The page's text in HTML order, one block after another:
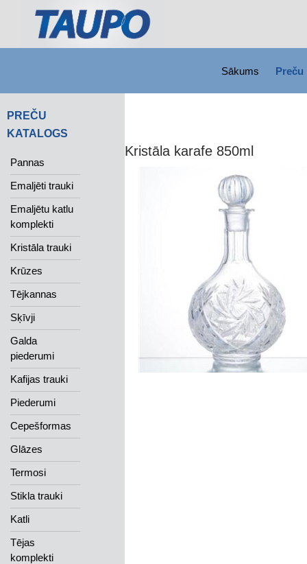
Sākums Preču
Kristāla karafe 850ml
PREČU
KATALOGS
Pannas
Emaljēti trauki
Emaljētu katlu
komplekti
Kristāla trauki
Krūzes
Tējkannas
Sķīvji
Galda
piederumi
Kafijas trauki
Piederumi
Cepešformas
Glāzes
Termosi
Stikla trauki
Katli
Tējas
komplekti